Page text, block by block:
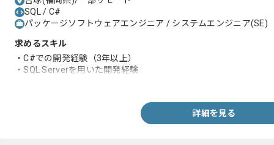
SQL / C#
パッケージソフトウェアエンジニア / システムエンジニア(SE)
求めるスキル
・C#での開発経験（3年以上）
・SQL Serverを用いた開発経験
詳細を見る